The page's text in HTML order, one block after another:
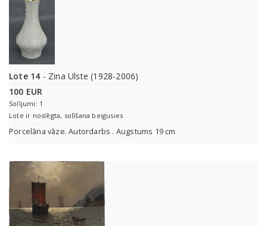
Lote 14 - Zina Ulste (1928-2006)
100 EUR
Solījumi: 1
Lote ir noslēgta, solīšana beigusies
Porcelāna vāze. Autordarbs . Augstums 19 cm